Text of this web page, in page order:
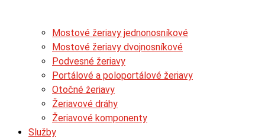
Mostové žeriavy jednonosníkové
Mostové žeriavy dvojnosníkové
Podvesné žeriavy
Portálové a poloportálové žeriavy
Otočné žeriavy
Žeriavové dráhy
Žeriavové komponenty
Služby